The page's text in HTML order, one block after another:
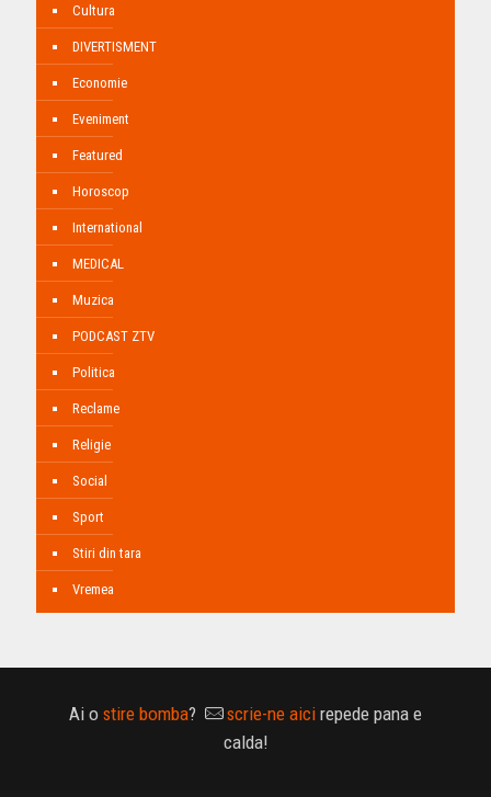
Cultura
DIVERTISMENT
Economie
Eveniment
Featured
Horoscop
International
MEDICAL
Muzica
PODCAST ZTV
Politica
Reclame
Religie
Social
Sport
Stiri din tara
Vremea
Ai o stire bomba? scrie-ne aici repede pana e
calda!